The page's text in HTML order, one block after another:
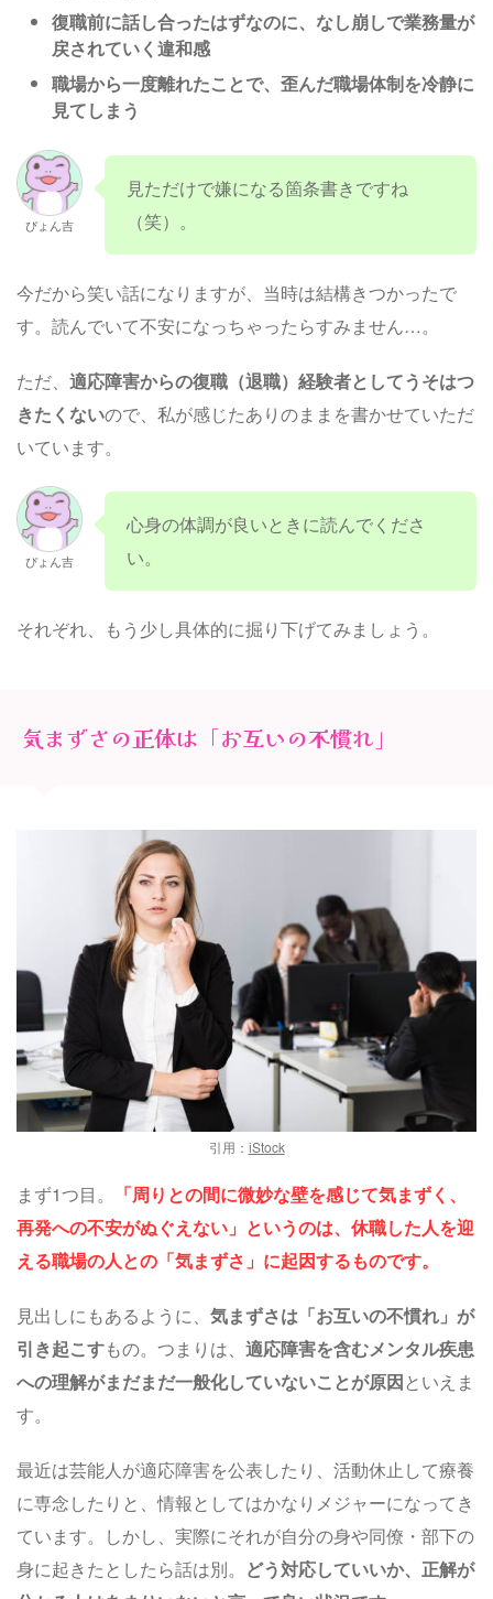
復職前に話し合ったはずなのに、なし崩しで業務量が
戻されていく違和感
職場から一度離れたことで、歪んだ職場体制を冷静に
見てしまう
ぴょん吉
見ただけで嫌になる箇条書きですね
（笑）。
今だから笑い話になりますが、当時は結構きつかったで
す。読んでいて不安になっちゃったらすみません…。
ただ、 適応障害からの復職（退職）経験者としてうそはつ
きたくないので、私が感じたありのままを書かせていただ
いています。
ぴょん吉
心身の体調が良いときに読んでくださ
い。
それぞれ、もう少し具体的に掘り下げてみましょう。
気まずさの正体は「お互いの不慣れ」
引用： iStock
まず1つ目。
「周りとの間に微妙な壁を感じて気まずく、
再発への不安がぬぐえない」というのは、休職した人を迎
える職場の人との「気まずさ」に起因するものです。
見出しにもあるように、 気まずさは「お互いの不慣れ」が
引き起こすもの。つまりは、 適応障害を含むメンタル疾患
への理解がまだまだ一般化していないことが原因といえま
す。
最近は芸能人が適応障害を公表したり、活動休止して療養
に専念したりと、情報としてはかなりメジャーになってき
ています。しかし、実際にそれが自分の身や同僚・部下の
身に起きたとしたら話は別。 どう対応していいか、正解が